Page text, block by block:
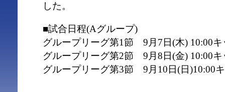
した。
■試合日程(Aグループ)
グループリーグ第1節 9⽉7⽇(⽊) 10:00キ
グループリーグ第2節 9⽉8⽇(⾦) 10:00キ
グループリーグ第3節 9⽉10⽇(日)10:00